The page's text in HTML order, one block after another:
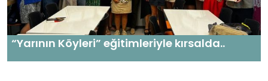
“Yarının Köyleri” eğitimleriyle kırsalda..